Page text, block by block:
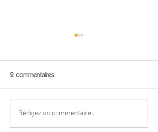
"Sam'di d'écrire" n° 6
2 commentaires
Rédigez un commentaire...